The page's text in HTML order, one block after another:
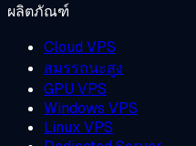
ผลิตภัณฑ์
Cloud VPS
สมรรถนะสูง
GPU VPS
Windows VPS
Linux VPS